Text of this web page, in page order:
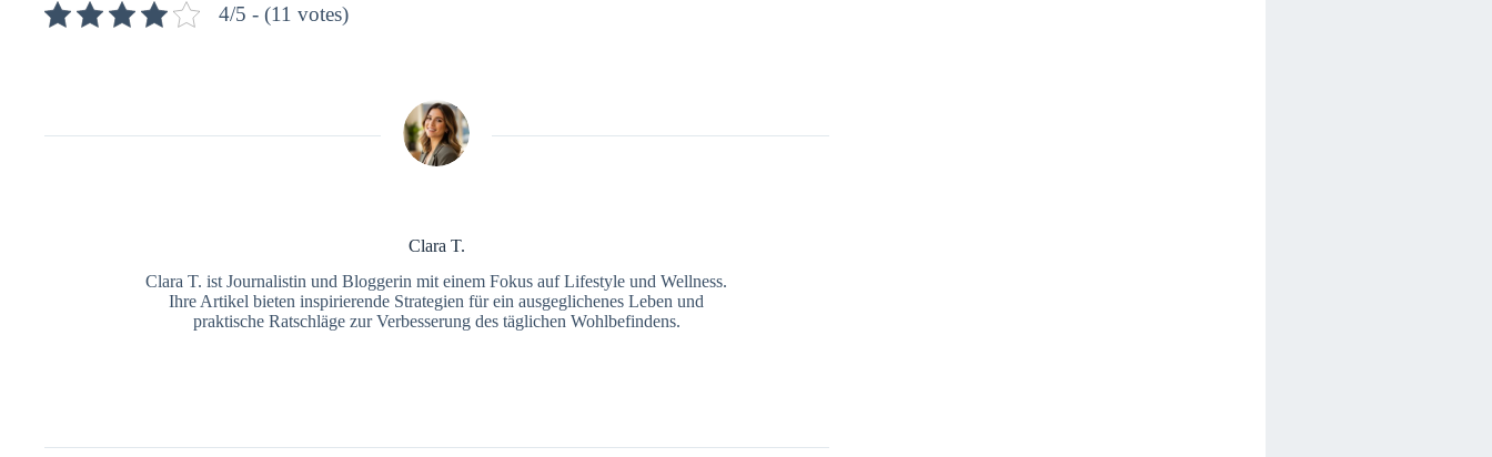
4/5 - (11 votes)
Clara T.
Clara T. ist Journalistin und Bloggerin mit einem Fokus auf Lifestyle und Wellness.
Ihre Artikel bieten inspirierende Strategien für ein ausgeglichenes Leben und
praktische Ratschläge zur Verbesserung des täglichen Wohlbefindens.